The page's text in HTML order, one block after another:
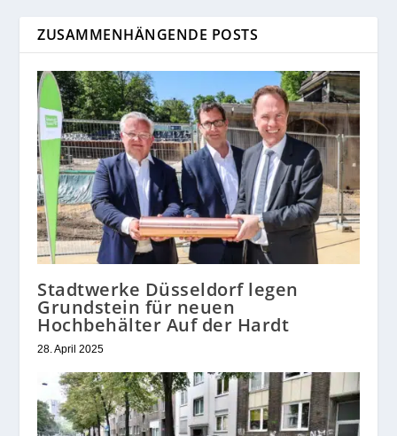
ZUSAMMENHÄNGENDE POSTS
Stadtwerke Düsseldorf legen
Grundstein für neuen
Hochbehälter Auf der Hardt
28. April 2025